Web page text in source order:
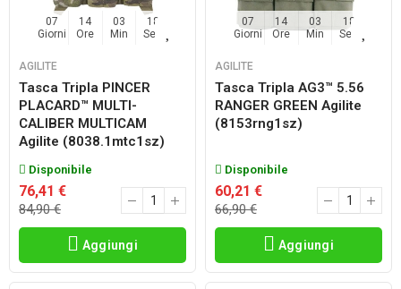
07
Giorni
14
Ore
03
Min
17
Sec
AGILITE
Tasca Tripla PINCER
PLACARD™ MULTI-
CALIBER MULTICAM
Agilite (8038.1mtc1sz)
Disponibile
76,41 €
84,90 €
Aggiungi
07
Giorni
14
Ore
03
Min
17
Sec
AGILITE
Tasca Tripla AG3™ 5.56
RANGER GREEN Agilite
(8153rng1sz)
Disponibile
60,21 €
66,90 €
Aggiungi